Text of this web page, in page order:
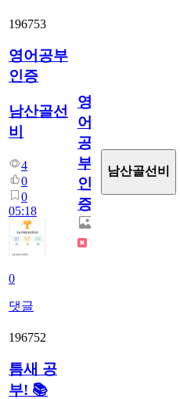
196753
영어공부
인증
남산골선
비
4
0
0
05:18
0
댓글
영
어
공
부
인
증
남산골선비
196752
틈새 공
부! 📚